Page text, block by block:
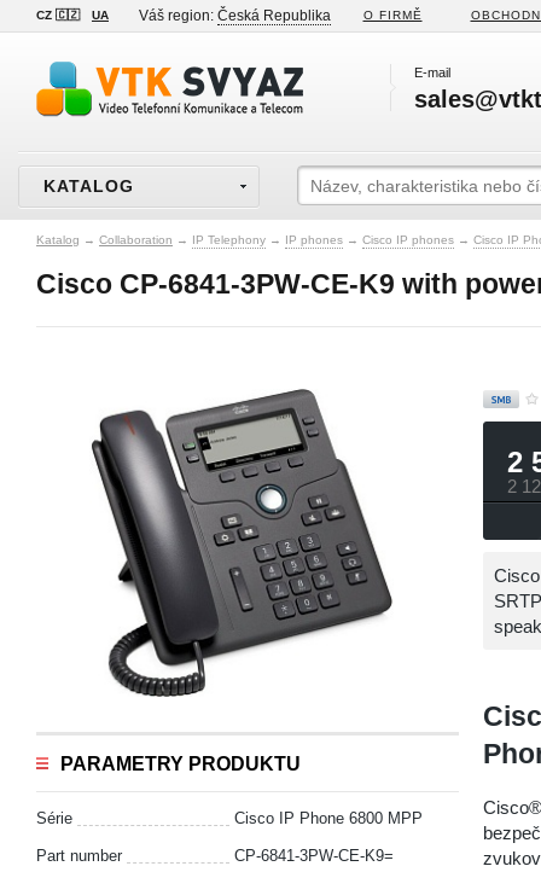
CZ 🇨🇿 UA Váš region: Česká Republika O FIRMĚ
E-mail
KATALOG
Katalog → Collaboration → IP Telephony → IP phones → Cisco IP phones → Cisco IP
Cisco CP-6841-3PW-CE-K9 with
PARAMETRY PRODUKTU
Série Cisco IP Phone 6800 MPP
Part number CP-6841-3PW-CE-K9=
2
2